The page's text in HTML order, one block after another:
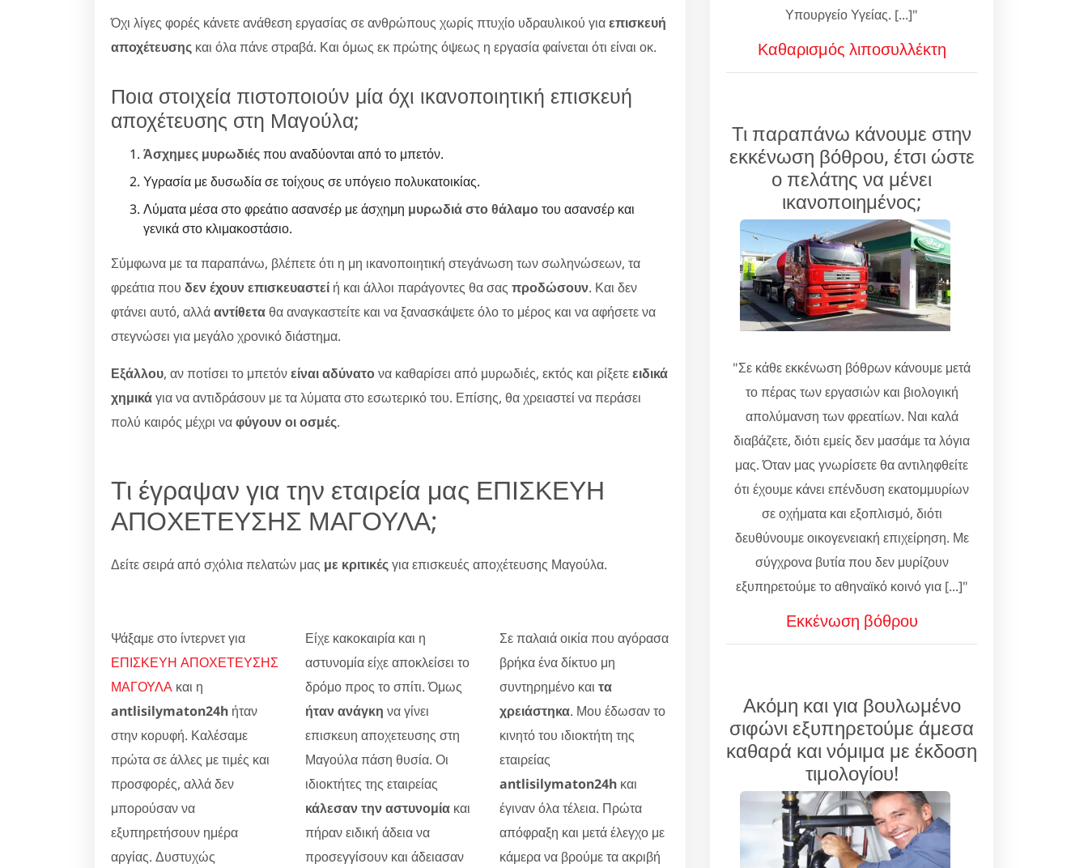
Όχι λίγες φορές κάνετε ανάθεση εργασίας σε ανθρώπους χωρίς πτυχίο υδραυλικού γιαεπισκευή
αποχέτευσης και όλα πάνε στραβά. Και όμως εκ πρώτης όψεως η εργασία φαίνεται ότι είναι οκ.
Ποια στοιχεία πιστοποιούν μία όχι ικανοποιητική επισκευή
αποχέτευσης στη Μαγούλα;
Άσχημες μυρωδιέςπου αναδύονται από το μπετόν.
Υγρασία με δυσωδία σε τοίχους σε υπόγειο πολυκατοικίας.
Λύματα μέσα στο φρεάτιο ασανσέρ με άσχημη μυρωδιά στο θάλαμοτου ασανσέρ και
γενικά στο κλιμακοστάσιο.
Σύμφωνα με τα παραπάνω, βλέπετε ότι η μη ικανοποιητική στεγάνωση των σωληνώσεων, τα
φρεάτια που δεν έχουν επισκευαστεί ή και άλλοι παράγοντες θα σας προδώσουν. Και δεν
φτάνει αυτό, αλλάαντίθεταθα αναγκαστείτε και να ξανασκάψετε όλο το μέρος και να αφήσετε να
στεγνώσει για μεγάλο χρονικό διάστημα.
Εξάλλου, αν ποτίσει το μπετόνείναι αδύνατονα καθαρίσει από μυρωδιές, εκτός και ρίξετεειδικά
χημικάγια να αντιδράσουν με τα λύματα στο εσωτερικό του. Επίσης, θα χρειαστεί να περάσει
πολύ καιρός μέχρι ναφύγουν οι οσμές.
Τι έγραψαν για την εταιρεία μας ΕΠΙΣΚΕΥΗ
ΑΠΟΧΕΤΕΥΣΗΣ ΜΑΓΟΥΛΑ;
Δείτε σειρά από σχόλια πελατών μας με κριτικέςγια επισκευές αποχέτευσης Μαγούλα.
Ψάξαμε στο ίντερνετ για
ΕΠΙΣΚΕΥΗ ΑΠΟΧΕΤΕΥΣΗΣ
ΜΑΓΟΥΛΑ και η
antlisilymaton24h ήταν
στην κορυφή. Καλέσαμε
πρώτα σε άλλες με τιμές και
προσφορές, αλλά δεν
μπορούσαν να
εξυπηρετήσουν ημέρα
αργίας. Δυστυχώς
Είχε κακοκαιρία και η
αστυνομία είχε αποκλείσει το
δρόμο προς το σπίτι. Όμως
ήταν ανάγκη να γίνει
επισκευη αποχετευσης στη
Μαγούλα πάση θυσία. Οι
ιδιοκτήτες της εταιρείας
κάλεσαν την αστυνομία και
πήραν ειδική άδεια να
προσεγγίσουν και άδειασαν
Σε παλαιά οικία που αγόρασα
βρήκα ένα δίκτυο μη
συντηρημένο και τα
χρειάστηκα. Μου έδωσαν το
κινητό του ιδιοκτήτη της
εταιρείας
antlisilymaton24h και
έγιναν όλα τέλεια. Πρώτα
απόφραξη και μετά έλεγχο με
κάμερα να βρούμε τα ακριβή
Υπουργείο Υγείας. [...]"
Καθαρισμός λιποσυλλέκτη
Τι παραπάνω κάνουμε στην
εκκένωση βόθρου, έτσι ώστε
ο πελάτης να μένει
ικανοποιημένος;
"Σε κάθε εκκένωση βόθρων κάνουμε μετά
το πέρας των εργασιών και βιολογική
απολύμανση των φρεατίων. Ναι καλά
διαβάζετε, διότι εμείς δεν μασάμε τα λόγια
μας. Όταν μας γνωρίσετε θα αντιληφθείτε
ότι έχουμε κάνει επένδυση εκατομμυρίων
σε οχήματα και εξοπλισμό, διότι
δευθύνουμε οικογενειακή επιχείρηση. Με
σύγχρονα βυτία που δεν μυρίζουν
εξυπηρετούμε το αθηναϊκό κοινό για [...]"
Εκκένωση βόθρου
Ακόμη και για βουλωμένο
σιφώνι εξυπηρετούμε άμεσα
καθαρά και νόμιμα με έκδοση
τιμολογίου!